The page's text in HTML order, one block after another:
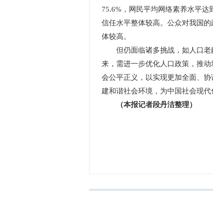
75.6%，网民平均网络素养水平
信任水平整体较高。公众对我国
体较高。
但仍面临诸多挑战，如人口老
来，需进一步优化人口政策，推
会公平正义，以实现更加全面、
建和谐社会环境，为中国社会现代
（本报记者段丹洁整理）